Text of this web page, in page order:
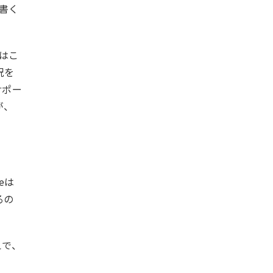
く
こ
を
ー
は
の
、